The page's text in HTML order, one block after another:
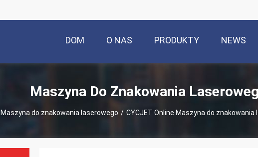
DOM O NAS PRODUKTY NEWS
Maszyna Do Znakowania
Maszyna do znakowania laserowego / CYCJET Online Maszyna do